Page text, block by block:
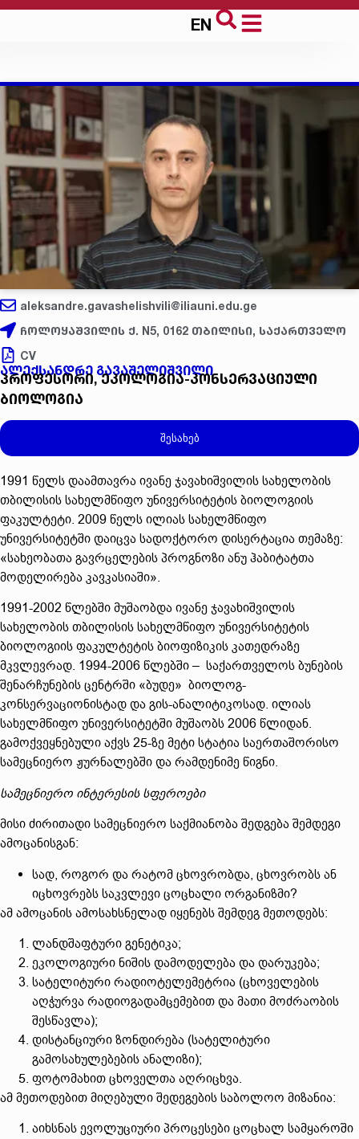
EN
aleksandre.gavashelishvili@iliauni.edu.ge
ჩოლოყაშვილის ქ. N5, 0162 თბილისი, საქართველო
CV
ალექსანდრე გავაშელიშვილი
პროფესორი, ეკოლოგია-კონსერვაციული
ბიოლოგია
შესახებ
1991 წელს დაამთავრა ივანე ჯავახიშვილის სახელობის
თბილისის სახელმწიფო უნივერსიტეტის ბიოლოგიის
ფაკულტეტი. 2009 წელს ილიას სახელმწიფო
უნივერსიტეტში დაიცვა სადოქტორო დისერტაცია თემაზე:
«სახეობათა გავრცელების პროგნოზი ანუ ჰაბიტატთა
მოდელირება კავკასიაში».
1991-2002 წლებში მუშაობდა ივანე ჯავახიშვილის
სახელობის თბილისის სახელმწიფო უნივერსიტეტის
ბიოლოგიის ფაკულტეტის ბიოფიზიკის კათედრაზე
მკვლევრად. 1994-2006 წლებში – საქართველოს ბუნების
შენარჩუნების ცენტრში «ბუდე» ბიოლოგ-
კონსერვაციონისტად და გის-ანალიტიკოსად. ილიას
სახელმწიფო უნივერსიტეტში მუშაობს 2006 წლიდან.
გამოქვეყნებული აქვს 25-ზე მეტი სტატია საერთაშორისო
სამეცნიერო ჟურნალებში და რამდენიმე წიგნი.
სამეცნიერო ინტერესის სფეროები
მისი ძირითადი სამეცნიერო საქმიანობა შედგება შემდეგი
ამოცანისგან:
სად, როგორ და რატომ ცხოვრობდა, ცხოვრობს ან
იცხოვრებს საკვლევი ცოცხალი ორგანიზმი?
ამ ამოცანის ამოსახსნელად იყენებს შემდეგ მეთოდებს:
ლანდშაფტური გენეტიკა;
ეკოლოგიური ნიშის დამოდელება და დარუკება;
სატელიტური რადიოტელემეტრია (ცხოველების
აღჭურვა რადიოგადამცემებით და მათი მოძრაობის
შესწავლა);
დისტანციური ზონდირება (სატელიტური
გამოსახულებების ანალიზი);
ფოტომახით ცხოველთა აღრიცხვა.
ამ მეთოდებით მიღებული შედეგების საბოლოო მიზანია:
აიხსნას ევოლუციური პროცესები ცოცხალ სამყაროში